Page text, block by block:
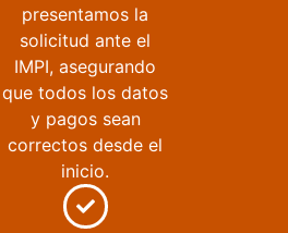
presentamos la
solicitud ante el
IMPI, asegurando
que todos los datos
y pagos sean
correctos desde el
inicio.